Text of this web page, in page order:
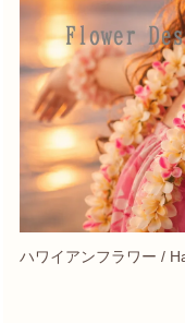
ハワイアンフラワー /